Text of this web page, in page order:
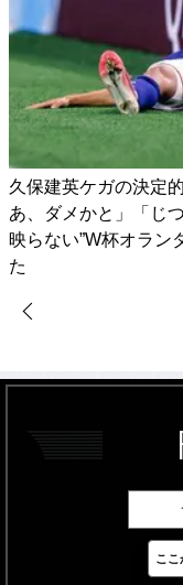
久保建英ケガの決定
あ、ダメかと」「じ
映らない”W杯オラン
た
最
ここ